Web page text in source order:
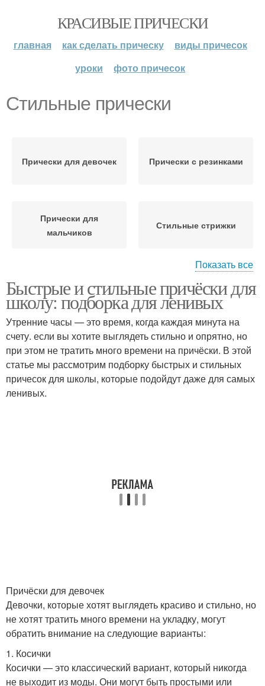
КРАСИВЫЕ ПРИЧЕСКИ
главная как сделать прическу
виды причесок
уроки
фото причесок
Стильные прически
Прически для девочек Прически с резинками
Прически для
мальчиков
Стильные стрижки
Простые прически Быстрые прически
Прически для школы Современные прически
Красивые прически Стильные идеи
Собранные прически Стильное решение
Показать все
Быстрые и стильные причёски для
школу: подборка для ленивых
Утренние часы — это время, когда каждая минута на
счету. если вы хотите выглядеть стильно и опрятно, но
при этом не тратить много времени на причёски. В этой
статье мы рассмотрим подборку быстрых и стильных
причесок для школы, которые подойдут даже для самых
ленивых.
Причёски для девочек
Девочки, которые хотят выглядеть красиво и стильно, но
не хотят тратить много времени на укладку, могут
обратить внимание на следующие варианты:
1. Косички
Косички — это классический вариант, который никогда
не выходит из моды. Они могут быть простыми или